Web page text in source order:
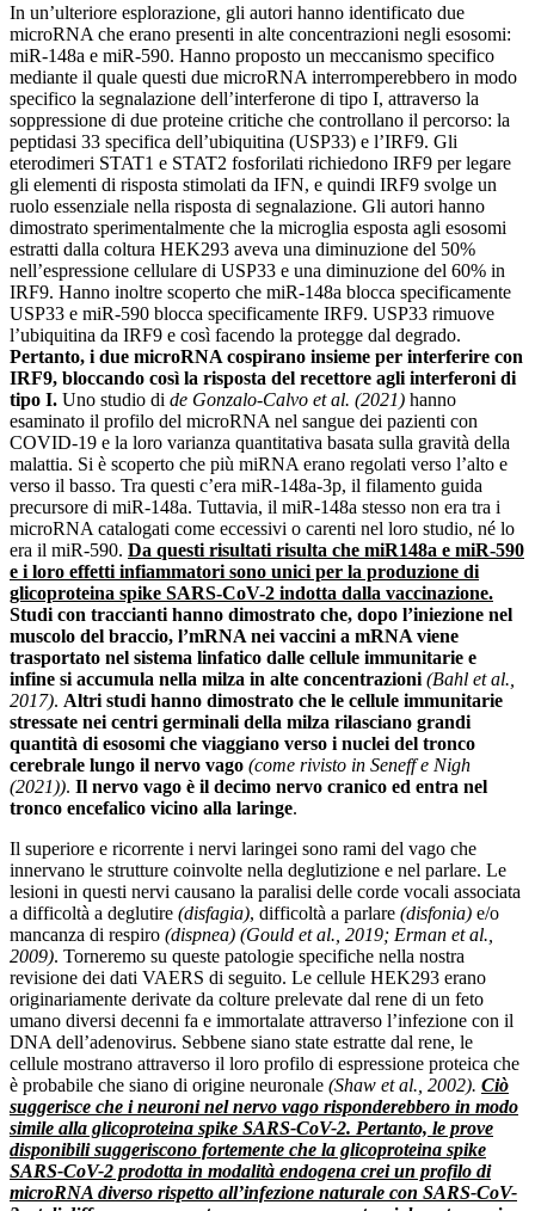
In un’ulteriore esplorazione, gli autori hanno identificato due
microRNA che erano presenti in alte concentrazioni negli esosomi:
miR-148a e miR-590. Hanno proposto un meccanismo specifico
mediante il quale questi due microRNA interromperebbero in modo
specifico la segnalazione dell’interferone di tipo I, attraverso la
soppressione di due proteine ​​critiche che controllano il percorso: la
peptidasi 33 specifica dell’ubiquitina (USP33) e l’IRF9. Gli
eterodimeri STAT1 e STAT2 fosforilati richiedono IRF9 per legare
gli elementi di risposta stimolati da IFN, e quindi IRF9 svolge un
ruolo essenziale nella risposta di segnalazione. Gli autori hanno
dimostrato sperimentalmente che la microglia esposta agli esosomi
estratti dalla coltura HEK293 aveva una diminuzione del 50%
nell’espressione cellulare di USP33 e una diminuzione del 60% in
IRF9. Hanno inoltre scoperto che miR-148a blocca specificamente
USP33 e miR-590 blocca specificamente IRF9. USP33 rimuove
l’ubiquitina da IRF9 e così facendo la protegge dal degrado.
Pertanto, i due microRNA cospirano insieme per interferire con
IRF9, bloccando così la risposta del recettore agli interferoni di
tipo I. Uno studio di de Gonzalo-Calvo et al. (2021) hanno
esaminato il profilo del microRNA nel sangue dei pazienti con
COVID-19 e la loro varianza quantitativa basata sulla gravità della
malattia. Si è scoperto che più miRNA erano regolati verso l’alto e
verso il basso. Tra questi c’era miR-148a-3p, il filamento guida
precursore di miR-148a. Tuttavia, il miR-148a stesso non era tra i
microRNA catalogati come eccessivi o carenti nel loro studio, né lo
era il miR-590. Da questi risultati risulta che miR148a e miR-590
e i loro effetti infiammatori sono unici per la produzione di
glicoproteina spike SARS-CoV-2 indotta dalla vaccinazione.
Studi con traccianti hanno dimostrato che, dopo l’iniezione nel
muscolo del braccio, l’mRNA nei vaccini a mRNA viene
trasportato nel sistema linfatico dalle cellule immunitarie e
infine si accumula nella milza in alte concentrazioni (Bahl et al.,
2017). Altri studi hanno dimostrato che le cellule immunitarie
stressate nei centri germinali della milza rilasciano grandi
quantità di esosomi che viaggiano verso i nuclei del tronco
cerebrale lungo il nervo vago (come rivisto in Seneff e Nigh
(2021)). Il nervo vago è il decimo nervo cranico ed entra nel
tronco encefalico vicino alla laringe.
Il superiore e ricorrente i nervi laringei sono rami del vago che
innervano le strutture coinvolte nella deglutizione e nel parlare. Le
lesioni in questi nervi causano la paralisi delle corde vocali associata
a difficoltà a deglutire (disfagia), difficoltà a parlare (disfonia) e/o
mancanza di respiro (dispnea) (Gould et al., 2019; Erman et al.,
2009). Torneremo su queste patologie specifiche nella nostra
revisione dei dati VAERS di seguito. Le cellule HEK293 erano
originariamente derivate da colture prelevate dal rene di un feto
umano diversi decenni fa e immortalate attraverso l’infezione con il
DNA dell’adenovirus. Sebbene siano state estratte dal rene, le
cellule mostrano attraverso il loro profilo di espressione proteica che
è probabile che siano di origine neuronale (Shaw et al., 2002). Ciò
suggerisce che i neuroni nel nervo vago risponderebbero in modo
simile alla glicoproteina spike SARS-CoV-2. Pertanto, le prove
disponibili suggeriscono fortemente che la glicoproteina spike
SARS-CoV-2 prodotta in modalità endogena crei un profilo di
microRNA diverso rispetto all’infezione naturale con SARS-CoV-